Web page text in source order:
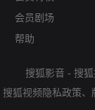
会员剧场
帮助
搜狐影音 - 搜
搜狐视频隐私政策、